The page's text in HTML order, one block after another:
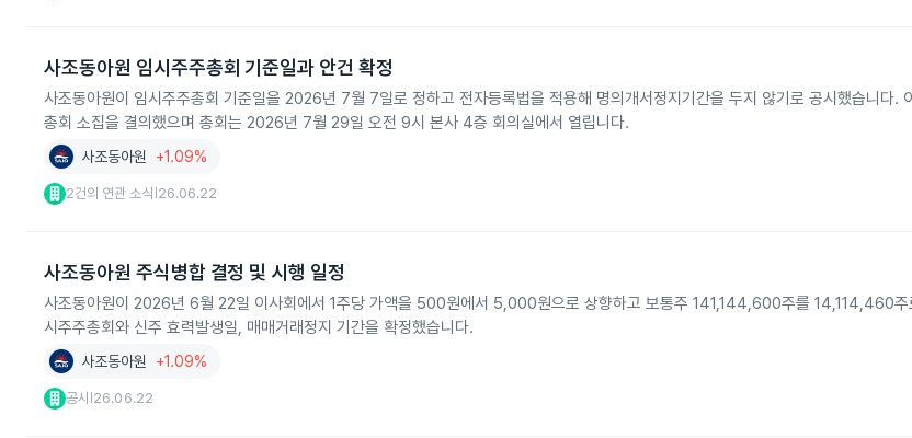
사조동아원 임시주주총회 기준일과 안건 확정
사조동아원이 임시주주총회 기준일을 2026년 7월 7일로 정하고 전자등록법을 적용해 명의개서정지기간을 두지 않기로 공시했습니다.
총회 소집을 결의했으며 총회는 2026년 7월 29일 오전 9시 본사 4층 회의실에서 열립니다.
사조동아원 +1.09%
2건의 연관 소식 26.06.22
사조동아원 주식병합 결정 및 시행 일정
사조동아원이 2026년 6월 22일 이사회에서 1주당 가액을 500원에서 5,000원으로 상향하고 보통주 141,144,600주를 14,114,460주
시주주총회와 신주 효력발생일, 매매거래정지 기간을 확정했습니다.
사조동아원 +1.09%
공시 26.06.22